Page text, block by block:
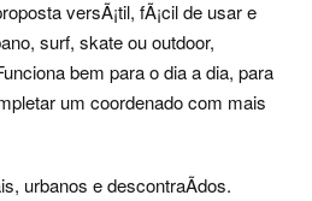
versÃ¡til, fÃ¡cil de usar e
surf, skate ou outdoor,
bem para o dia a dia, para
um coordenado com mais
urbanos e descontraÃ­dos.